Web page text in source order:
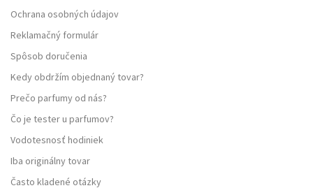
Ochrana osobných údajov
Reklamačný formulár
Spôsob doručenia
Kedy obdržím objednaný tovar?
Prečo parfumy od nás?
Čo je tester u parfumov?
Vodotesnosť hodiniek
Iba originálny tovar
Často kladené otázky